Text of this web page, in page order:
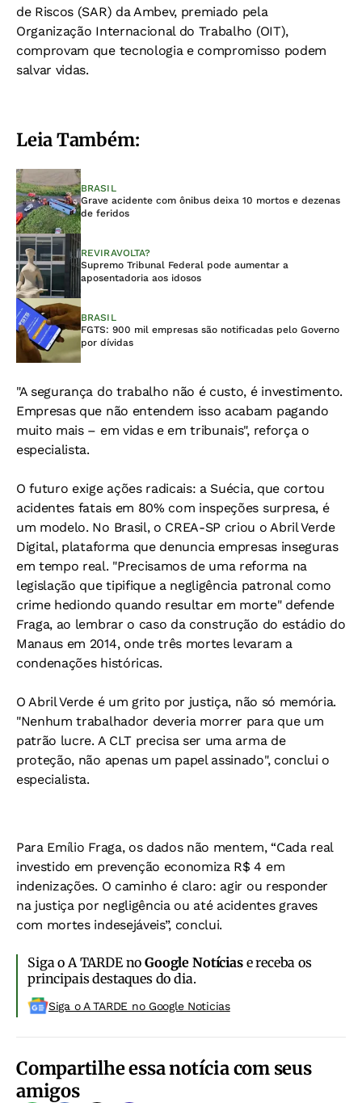
de Riscos (SAR) da Ambev, premiado pela
Organização Internacional do Trabalho (OIT),
comprovam que tecnologia e compromisso podem
salvar vidas.
Leia Também:
BRASIL
Grave acidente com ônibus deixa 10 mortos e dezenas
de feridos
REVIRAVOLTA?
Supremo Tribunal Federal pode aumentar a
aposentadoria aos idosos
BRASIL
FGTS: 900 mil empresas são notificadas pelo Governo
por dívidas
"A segurança do trabalho não é custo, é investimento.
Empresas que não entendem isso acabam pagando
muito mais – em vidas e em tribunais", reforça o
especialista.
O futuro exige ações radicais: a Suécia, que cortou
acidentes fatais em 80% com inspeções surpresa, é
um modelo. No Brasil, o CREA-SP criou o Abril Verde
Digital, plataforma que denuncia empresas inseguras
em tempo real. "Precisamos de uma reforma na
legislação que tipifique a negligência patronal como
crime hediondo quando resultar em morte" defende
Fraga, ao lembrar o caso da construção do estádio do
Manaus em 2014, onde três mortes levaram a
condenações históricas.
O Abril Verde é um grito por justiça, não só memória.
"Nenhum trabalhador deveria morrer para que um
patrão lucre. A CLT precisa ser uma arma de
proteção, não apenas um papel assinado", conclui o
especialista.
Para Emílio Fraga, os dados não mentem, “Cada real
investido em prevenção economiza R$ 4 em
indenizações. O caminho é claro: agir ou responder
na justiça por negligência ou até acidentes graves
com mortes indesejáveis”, conclui.
Siga o A TARDE noGoogle Notíciase receba os
principais destaques do dia.
Siga o A TARDE no Google Noticias
Compartilhe essa notícia com seus
amigos